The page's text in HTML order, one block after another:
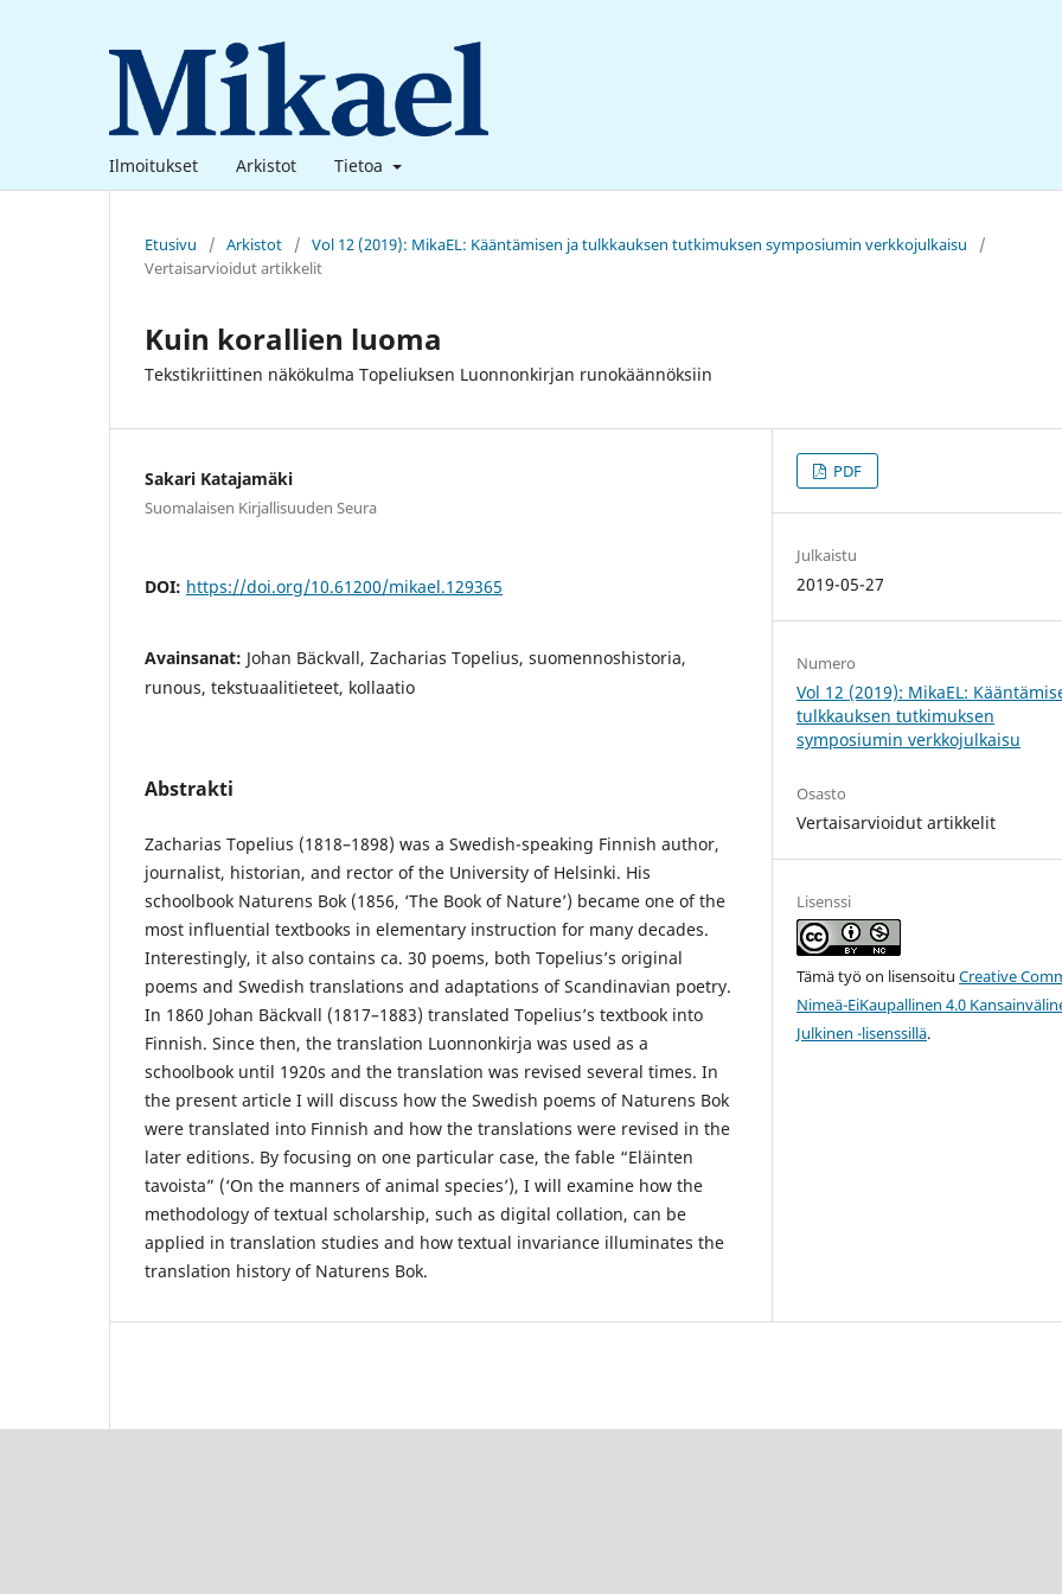
Ilmoitukset Arkistot Tietoa
Etusivu / Arkistot / Vol 12 (2019): MikaEL: Kääntämisen ja tulkkauksen tutkimuksen symposiumin verkkojulkaisu
/
Vertaisarvioidut artikkelit
Kuin korallien luoma
Tekstikriittinen näkökulma Topeliuksen Luonnonkirjan runokäännöksiin
Sakari Katajamäki
Suomalaisen Kirjallisuuden Seura
DOI: https://doi.org/10.61200/mikael.129365
Avainsanat: Johan Bäckvall, Zacharias Topelius, suomennoshistoria,
runous, tekstuaalitieteet, kollaatio
Abstrakti
Zacharias Topelius (1818–1898) was a Swedish-speaking Finnish author,
journalist, historian, and rector of the University of Helsinki. His
schoolbook Naturens Bok (1856, ‘The Book of Nature’) became one of the
most influential textbooks in elementary instruction for many decades.
Interestingly, it also contains ca. 30 poems, both Topelius’s original
poems and Swedish translations and adaptations of Scandinavian poetry.
In 1860 Johan Bäckvall (1817–1883) translated Topelius’s textbook into
Finnish. Since then, the translation Luonnonkirja was used as a
schoolbook until 1920s and the translation was revised several times. In
the present article I will discuss how the Swedish poems of Naturens Bok
were translated into Finnish and how the translations were revised in the
later editions. By focusing on one particular case, the fable “Eläinten
tavoista” (‘On the manners of animal species’), I will examine how the
methodology of textual scholarship, such as digital collation, can be
applied in translation studies and how textual invariance illuminates the
translation history of Naturens Bok.
PDF
Julkaistu
2019-05-27
Numero
Vol 12 (2019): MikaEL:
tulkkauksen tutkimuksen
symposiumin verkkojulkaisu
Osasto
Vertaisarvioidut artikkelit
Lisenssi
Tämä työ on lisensoituCreative
Nimeä-EiKaupallinen 4.0
Julkinen -lisenssillä.